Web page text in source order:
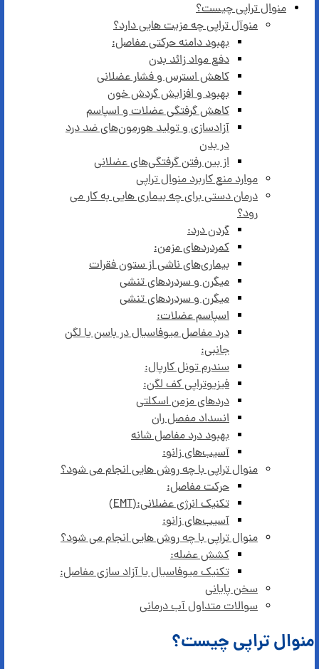
منوال تراپی چیست؟
منوآل تراپی چه مزیت هایی دارد؟
بهبود دامنه حرکتی مفاصل:
دفع مواد زائد بدن
کاهش استرس و فشار عضلانی
بهبود و افزایش گردش خون
کاهش گرفتگی عضلات و اسپاسم
آزادسازی و تولید هورمون‌های ضد درد
در بدن
از بین رفتن گرفتگی‌های عضلانی
موارد منع کاربرد منوال تراپی
درمان دستی برای چه بیماری هایی به کار می
رود؟
گردن درد:
کمردرد‌های مزمن:
بیماری‌های ناشی از ستون فقرات
میگرن و سردردهای تنشی
میگرن و سردردهای تنشی
اسپاسم عضلات:
درد مفاصل میوفاسیال در باسن یا لگن
جانبی:
سندرم تونل کارپال:
فیزیوتراپی کف لگن:
درد‌های مزمن اسکلتی
انسداد مفصل ران
بهبود درد مفاصل شانه
آسیب‌های زانو:
منوال تراپی با چه روش هایی انجام می شود؟
حرکت مفاصل:
تکنیک انرژی عضلانی:(EMT)
آسیب‌های زانو:
منوال تراپی با چه روش هایی انجام می شود؟
کشش عضله:
تکنیک میوفاسیال یا آزاد سازی مفاصل:
سخن پایانی
سوالات متداول آب درمانی
منوال تراپی چیست؟